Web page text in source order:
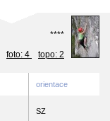
****
foto: 4
topo: 2
orientace
SZ